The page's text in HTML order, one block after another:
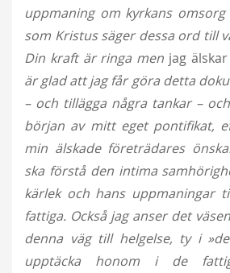
uppmaning om kyrkans
som Kristus säger dessa ord till
Din kraft är ringa men jag
är glad att jag får göra detta
– och tillägga några tankar –
början av mitt eget pontifikat,
min älskade företrädares
ska förstå den intima
kärlek och hans uppmaningar
fattiga. Också jag anser det
denna väg till helgelse, ty i
upptäcka honom i de